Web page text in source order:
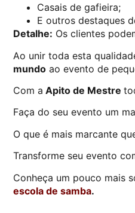
Casais de gafieira;
E outros destaques
Detalhe: Os clientes
Ao unir toda esta
mundo ao evento de
Com a Apito de Mestre
Faça do seu evento um
O que é mais marcante
Transforme seu evento
Conheça um pouco mais
escola de samba.